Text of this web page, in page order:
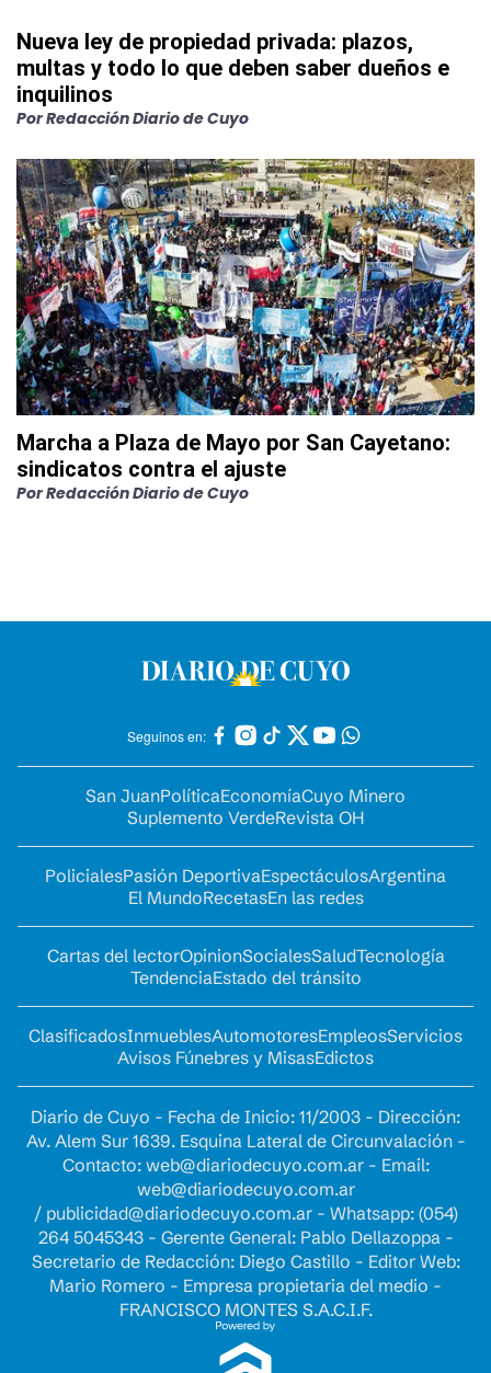
Nueva ley de propiedad privada: plazos,
multas y todo lo que deben saber dueños e
inquilinos
PorRedacción Diario de Cuyo
Marcha a Plaza de Mayo por San Cayetano:
sindicatos contra el ajuste
PorRedacción Diario de Cuyo
Seguinos en:
San JuanPolíticaEconomíaCuyo Minero
Suplemento VerdeRevista OH
PolicialesPasión DeportivaEspectáculosArgentina
El MundoRecetasEn las redes
Cartas del lectorOpinionSocialesSaludTecnología
TendenciaEstado del tránsito
ClasificadosInmueblesAutomotoresEmpleosServicios
Avisos Fúnebres y MisasEdictos
Diario de Cuyo - Fecha de Inicio: 11/2003 - Dirección:
Av. Alem Sur 1639. Esquina Lateral de Circunvalación -
Contacto: web@diariodecuyo.com.ar- Email:
web@diariodecuyo.com.ar
/ publicidad@diariodecuyo.com.ar- Whatsapp: (054)
264 5045343 - Gerente General: Pablo Dellazoppa -
Secretario de Redacción: Diego Castillo - Editor Web:
Mario Romero - Empresa propietaria del medio -
FRANCISCO MONTES S.A.C.I.F.